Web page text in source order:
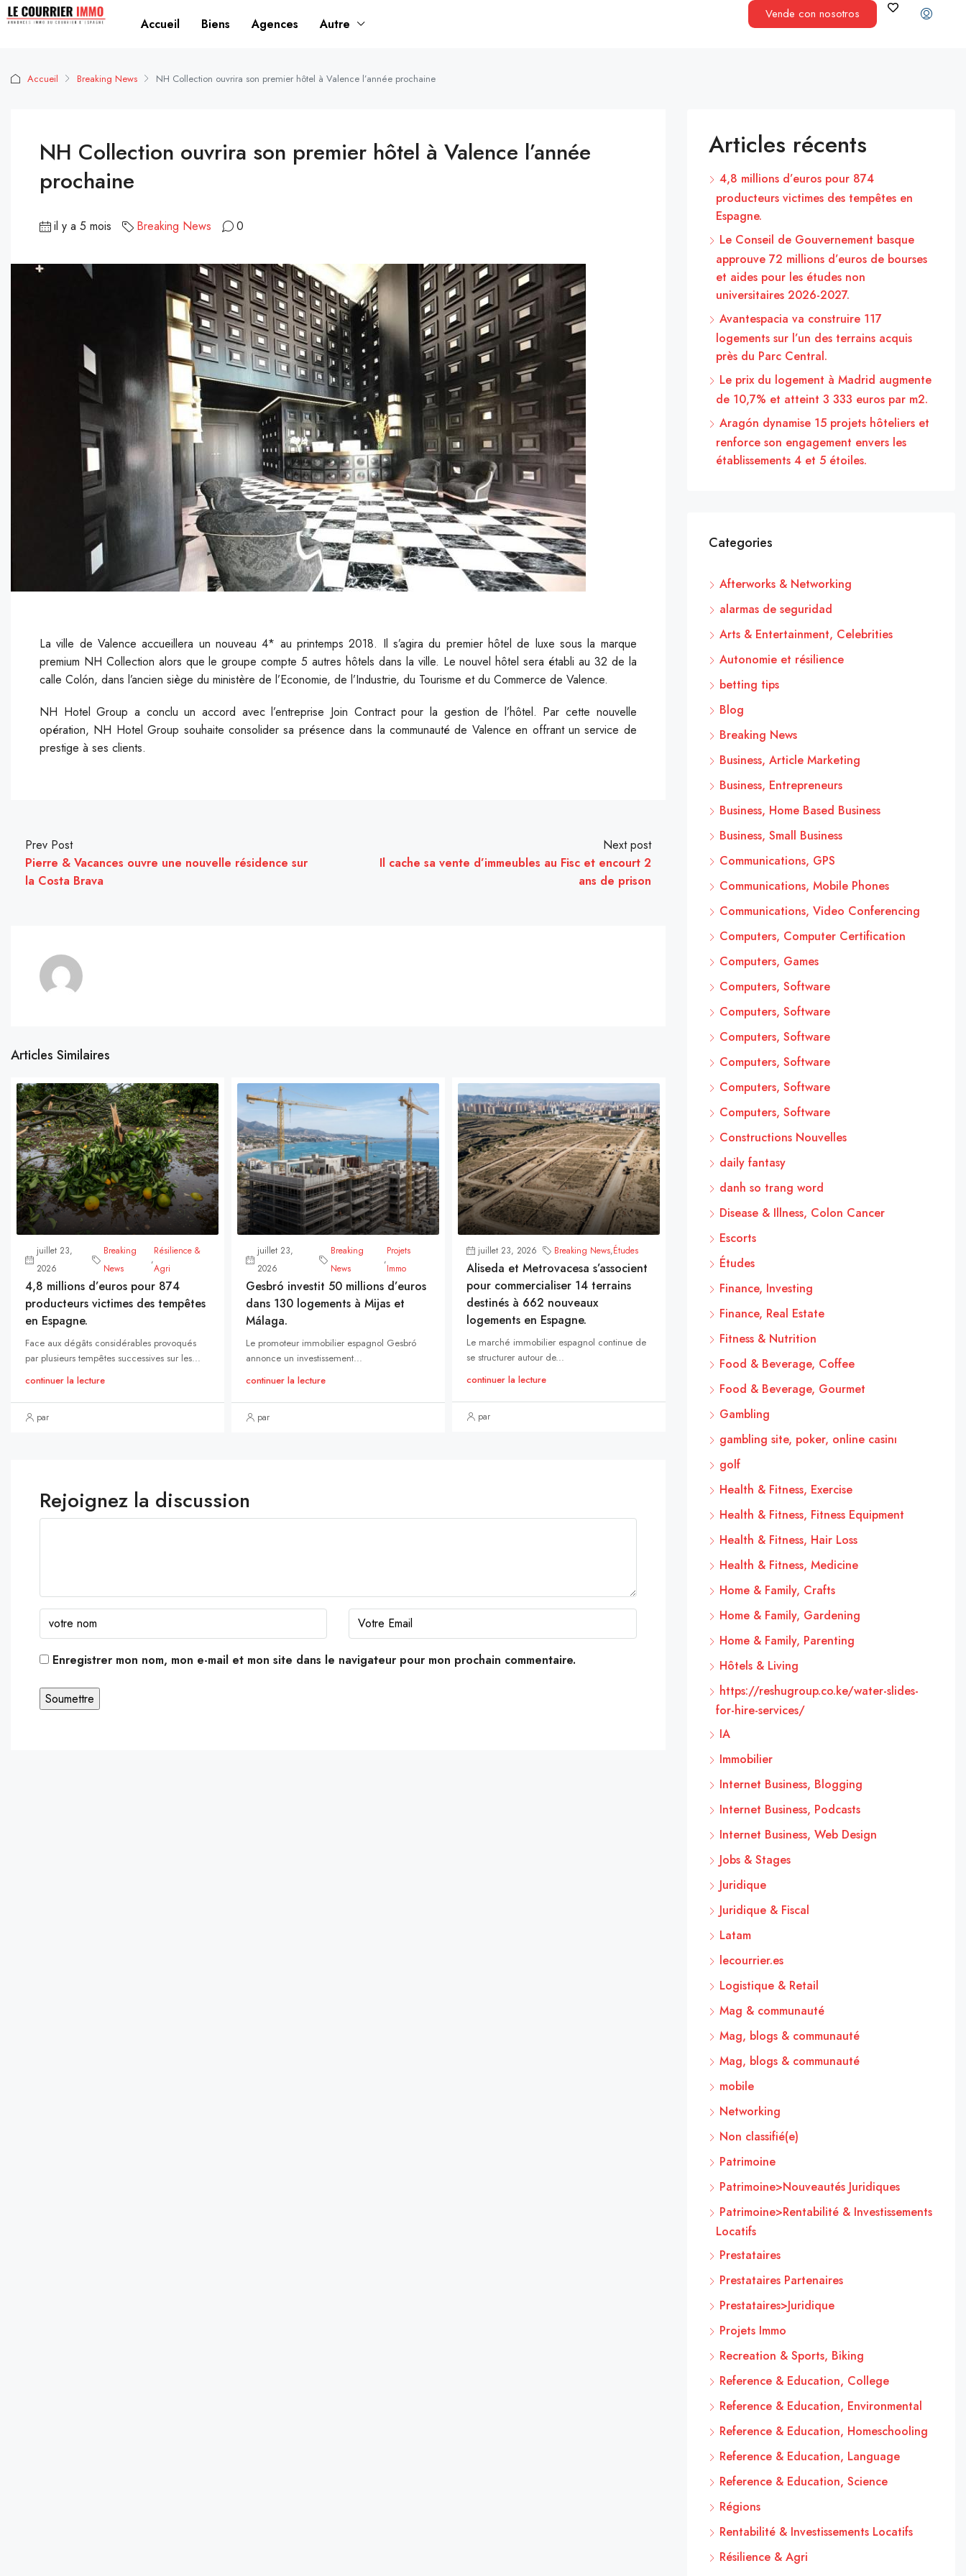
Accueil Biens Agences Autre
Vende con nosotros
Accueil Breaking News NH Collection ouvrira son premier hôtel à Valence l’année prochaine
NH Collection ouvrira son premier hôtel à Valence l’année
prochaine
il y a 5 mois Breaking News 0
La ville de Valence accueillera un nouveau 4* au printemps 2018. Il s’agira du premier hôtel de luxe sous la marque
premium NH Collection alors que le groupe compte 5 autres hôtels dans la ville. Le nouvel hôtel sera établi au 32 de la
calle Colón, dans l’ancien siège du ministère de l’Economie, de l’Industrie, du Tourisme et du Commerce de Valence.
NH Hotel Group a conclu un accord avec l’entreprise Join Contract pour la gestion de l’hôtel. Par cette nouvelle
opération, NH Hotel Group souhaite consolider sa présence dans la communauté de Valence en offrant un service de
prestige à ses clients.
Prev Post
Pierre & Vacances ouvre une nouvelle résidence sur
la Costa Brava
Next post
Il cache sa vente d’immeubles au Fisc et encourt 2
ans de prison
Articles Similaires
juillet 23,
2026
Breaking
News
,
Résilience &
Agri
4,8 millions d’euros pour 874
producteurs victimes des tempêtes
en Espagne.
Face aux dégâts considérables provoqués
par plusieurs tempêtes successives sur les...
continuer la lecture
par
juillet 23,
2026
Breaking
News
,
Projets
Immo
Gesbró investit 50 millions d’euros
dans 130 logements à Mijas et
Málaga.
Le promoteur immobilier espagnol Gesbró
annonce un investissement...
continuer la lecture
par
juillet 23, 2026 Breaking News,Études
Aliseda et Metrovacesa s’associent
pour commercialiser 14 terrains
destinés à 662 nouveaux
logements en Espagne.
Le marché immobilier espagnol continue de
se structurer autour de...
continuer la lecture
par
Rejoignez la discussion
Enregistrer mon nom, mon e-mail et mon site dans le navigateur pour mon prochain commentaire.
Articles récents
4,8 millions d’euros pour 874
producteurs victimes des tempêtes en
Espagne.
Le Conseil de Gouvernement basque
approuve 72 millions d’euros de bourses
et aides pour les études non
universitaires 2026-2027.
Avantespacia va construire 117
logements sur l’un des terrains acquis
près du Parc Central.
Le prix du logement à Madrid augmente
de 10,7% et atteint 3 333 euros par m2.
Aragón dynamise 15 projets hôteliers et
renforce son engagement envers les
établissements 4 et 5 étoiles.
Categories
Afterworks & Networking
alarmas de seguridad
Arts & Entertainment, Celebrities
Autonomie et résilience
betting tips
Blog
Breaking News
Business, Article Marketing
Business, Entrepreneurs
Business, Home Based Business
Business, Small Business
Communications, GPS
Communications, Mobile Phones
Communications, Video Conferencing
Computers, Computer Certification
Computers, Games
Computers, Software
Computers, Software
Computers, Software
Computers, Software
Computers, Software
Computers, Software
Constructions Nouvelles
daily fantasy
danh so trang word
Disease & Illness, Colon Cancer
Escorts
Études
Finance, Investing
Finance, Real Estate
Fitness & Nutrition
Food & Beverage, Coffee
Food & Beverage, Gourmet
Gambling
gambling site, poker, online casinı
golf
Health & Fitness, Exercise
Health & Fitness, Fitness Equipment
Health & Fitness, Hair Loss
Health & Fitness, Medicine
Home & Family, Crafts
Home & Family, Gardening
Home & Family, Parenting
Hôtels & Living
https://reshugroup.co.ke/water-slides-
for-hire-services/
IA
Immobilier
Internet Business, Blogging
Internet Business, Podcasts
Internet Business, Web Design
Jobs & Stages
Juridique
Juridique & Fiscal
Latam
lecourrier.es
Logistique & Retail
Mag & communauté
Mag, blogs & communauté
Mag, blogs & communauté
mobile
Networking
Non classifié(e)
Patrimoine
Patrimoine>Nouveautés Juridiques
Patrimoine>Rentabilité & Investissements
Locatifs
Prestataires
Prestataires Partenaires
Prestataires>Juridique
Projets Immo
Recreation & Sports, Biking
Reference & Education, College
Reference & Education, Environmental
Reference & Education, Homeschooling
Reference & Education, Language
Reference & Education, Science
Régions
Rentabilité & Investissements Locatifs
Résilience & Agri